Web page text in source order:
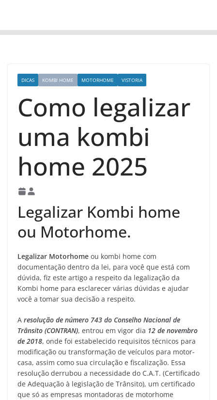
DICAS KOMBI HOME MOTORHOME VISTORIA
Como legalizar
uma kombi
home 2025
Legalizar Kombi home
ou Motorhome.
Legalizar Motorhome ou kombi home com
documentação dentro da lei, para você que está com
dúvida, fiz este artigo a respeito da legalização da
Kombi home para esclarecer várias dúvidas e ajudar
você a tomar sua decisão a respeito.
A resolução de número 743 do Conselho Nacional de
Trânsito (CONTRAN), entrou em vigor dia 12 de novembro
de 2018, onde foi estabelecido requisitos técnicos para
modificação ou transformação de veículos para motor-
casa, assim como sua circulação e fiscalização. Essa
resolução derrubou a necessidade do C.A.T. (Certificado
de Adequação à legislação de Trânsito), um certificado
que só as empresas montadoras de motorhome